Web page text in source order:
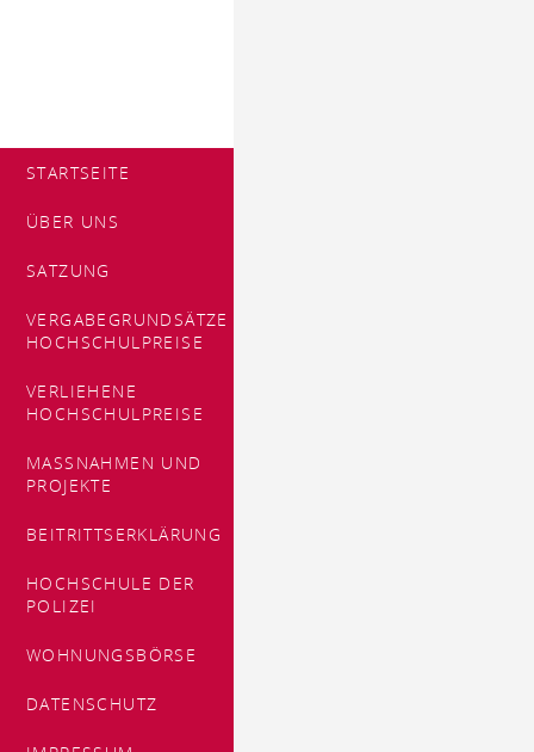
STARTSEITE
ÜBER UNS
SATZUNG
VERGABEGRUNDSÄTZE
HOCHSCHULPREISE
VERLIEHENE
HOCHSCHULPREISE
MASSNAHMEN UND P
ROJEKTE
BEITRITTSERKLÄRUNG
HOCHSCHULE DER
POLIZEI
WOHNUNGSBÖRSE
DATENSCHUTZ